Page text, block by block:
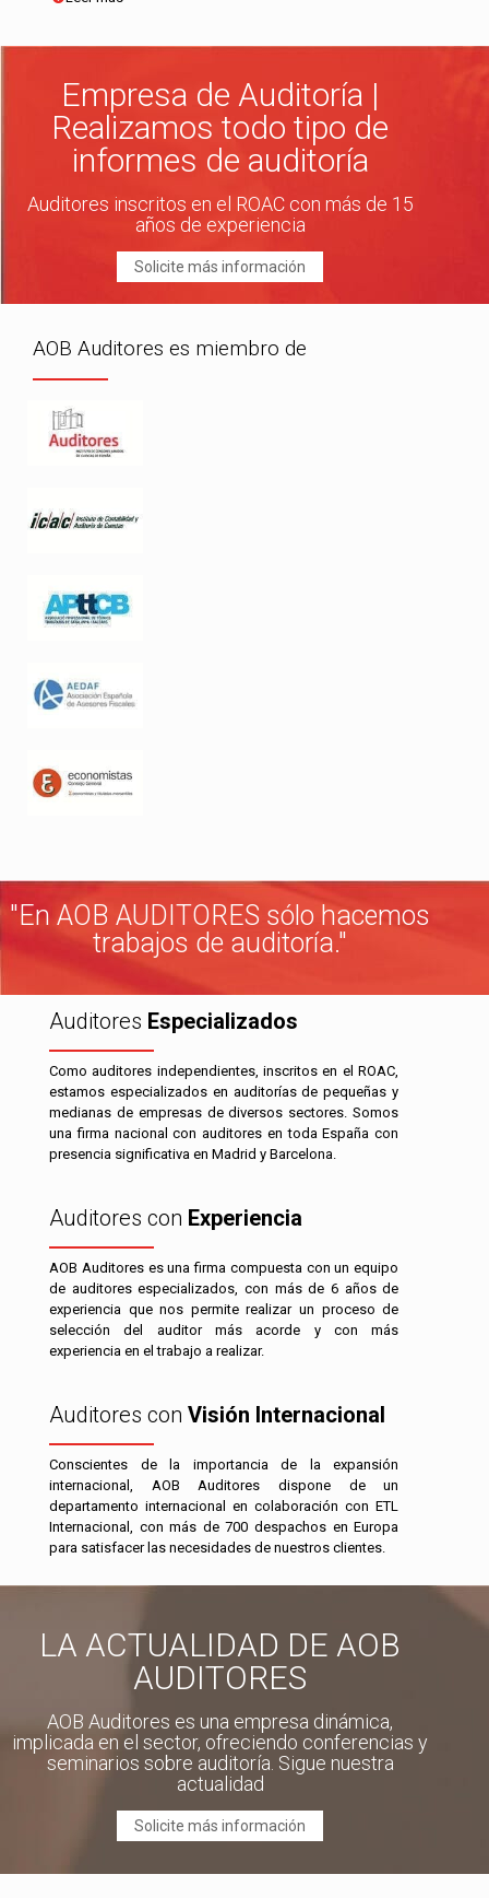
Empresa de Auditoría |
Realizamos todo tipo de
informes de auditoría
Auditores inscritos en el ROAC con más de 15
años de experiencia
Solicite más información
AOB Auditores es miembro de
"En AOB AUDITORES sólo hacemos
trabajos de auditoría."
Auditores Especializados
Como auditores independientes, inscritos en el ROAC,
estamos especializados en auditorías de pequeñas y
medianas de empresas de diversos sectores. Somos
una firma nacional con auditores en toda España con
presencia significativa en Madrid y Barcelona.
Auditores con Experiencia
AOB Auditores es una firma compuesta con un equipo
de auditores especializados, con más de 6 años de
experiencia que nos permite realizar un proceso de
selección del auditor más acorde y con más
experiencia en el trabajo a realizar.
Auditores con Visión Internacional
Conscientes de la importancia de la expansión
internacional, AOB Auditores dispone de un
departamento internacional en colaboración con ETL
Internacional, con más de 700 despachos en Europa
para satisfacer las necesidades de nuestros clientes.
LA ACTUALIDAD DE AOB
AUDITORES
AOB Auditores es una empresa dinámica,
implicada en el sector, ofreciendo conferencias y
seminarios sobre auditoría. Sigue nuestra
actualidad
Solicite más información